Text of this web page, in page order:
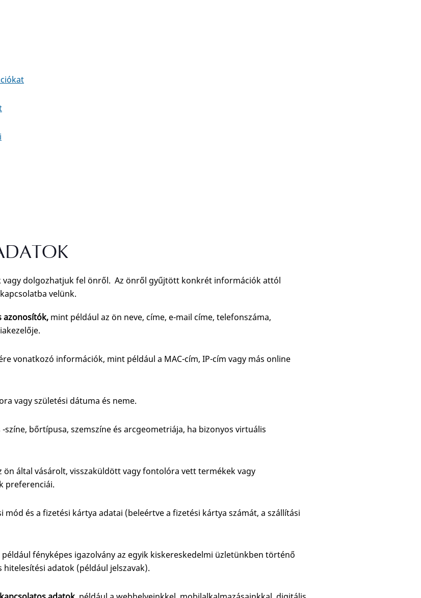
dolgozhatjuk fel önről. Az önről gyűjtött konkrét információk attól
velünk.
azonosítók, mint például az ön neve, címe, e-mail címe, telefonszáma,
vonatkozó információk, mint például a MAC-cím, IP-cím vagy más online
vagy születési dátuma és neme.
színe, bőrtípusa, szemszíne és arcgeometriája, ha bizonyos virtuális
ön által vásárolt, visszaküldött vagy fontolóra vett termékek vagy
preferenciái.
mód és a fizetési kártya adatai (beleértve a fizetési kártya számát, a szállítási
például fényképes igazolvány az egyik kiskereskedelmi üzletünkben történő
adatok (például jelszavak).